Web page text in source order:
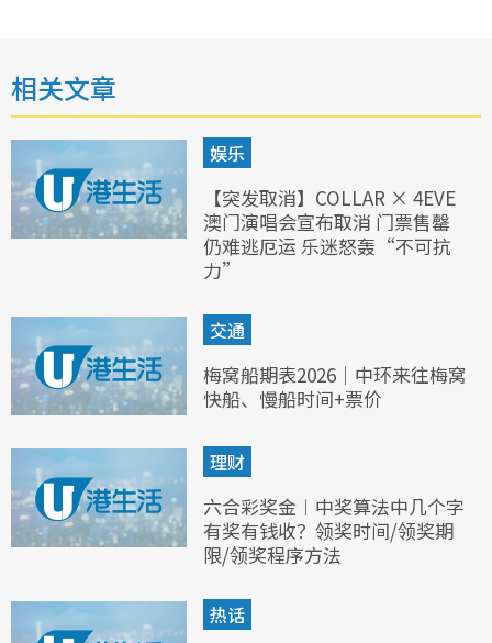
相关文章
娱乐
【突发取消】COLLAR × 4EVE
澳门演唱会宣布取消 门票售罄
仍难逃厄运 乐迷怒轰“不可抗
力”
交通
梅窝船期表2026｜中环来往梅窝
快船、慢船时间+票价
理财
六合彩奖金︱中奖算法中几个字
有奖有钱收？领奖时间/领奖期
限/领奖程序方法
热话